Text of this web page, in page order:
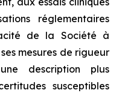
réglementaires
de la Société à
mesures de rigueur
description plus
susceptibles